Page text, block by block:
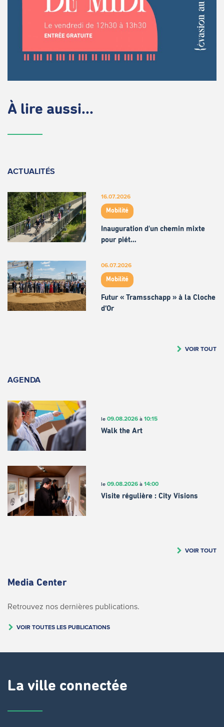
À lire aussi...
ACTUALITÉS
16.07.2026
Mobilité
Inauguration d'un chemin mixte
pour piét…
06.07.2026
Mobilité
Futur « Tramsschapp » à la Cloche
d’Or
VOIR TOUT
AGENDA
le 09.08.2026à 10:15
Walk the Art
le 09.08.2026à 14:00
Visite régulière : City Visions
VOIR TOUT
Media Center
Retrouvez nos dernières publications.
VOIR TOUTES LES PUBLICATIONS
La ville connectée